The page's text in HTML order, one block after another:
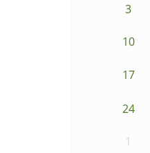
3
10
17
24
1